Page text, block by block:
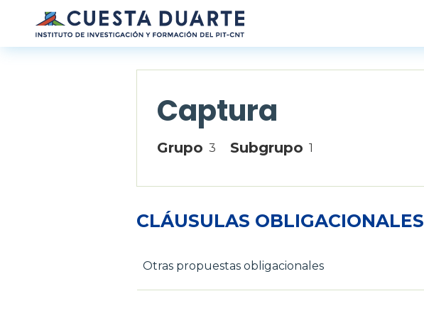
Pasar al contenido principal
Captura
Grupo 3 Subgrupo 1
CLÁUSULAS OBLIGACIONALES
Otras propuestas obligacionales